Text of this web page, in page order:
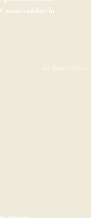
sans oublier la
La tissuthèque